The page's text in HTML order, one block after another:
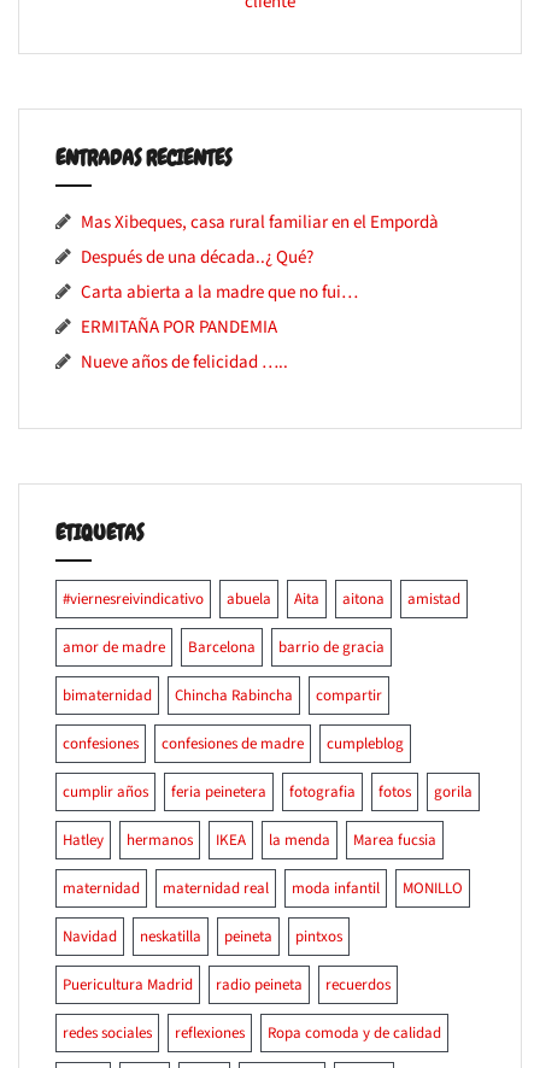
ENTRADAS RECIENTES
Mas Xibeques, casa rural familiar en el Empordà
Después de una década..¿ Qué?
Carta abierta a la madre que no fui…
ERMITAÑA POR PANDEMIA
Nueve años de felicidad …..
ETIQUETAS
#viernesreivindicativo abuela Aita aitona amistad
amor de madre Barcelona barrio de gracia
bimaternidad Chincha Rabincha compartir
confesiones confesiones de madre cumpleblog
cumplir años feria peinetera fotografia fotos gorila
Hatley hermanos IKEA la menda Marea fucsia
maternidad maternidad real moda infantil MONILLO
Navidad neskatilla peineta pintxos
Puericultura Madrid radio peineta recuerdos
redes sociales reflexiones Ropa comoda y de calidad